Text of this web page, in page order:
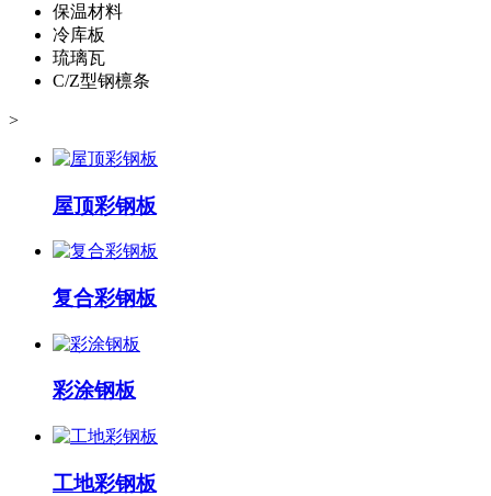
保温材料
冷库板
琉璃瓦
C/Z型钢檩条
>
屋顶彩钢板
复合彩钢板
彩涂钢板
工地彩钢板